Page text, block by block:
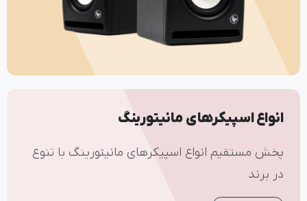
انواع اسپیکرهای مانیتورینگ
پخش مستقیم انواع اسپیکرهای مانیتورینگ با تنوع
در برند